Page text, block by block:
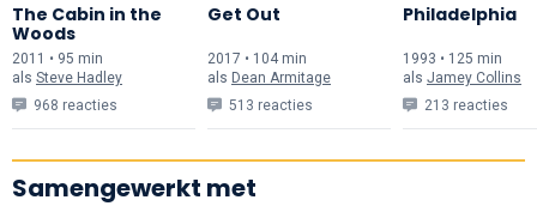
The Cabin in the
Woods
2011 • 95 min
als Steve Hadley
968 reacties
Get Out
2017 • 104 min
als Dean Armitage
513 reacties
Philadelphia
1993 • 125 min
als Jamey Collins
213 reacties
Samengewerkt met